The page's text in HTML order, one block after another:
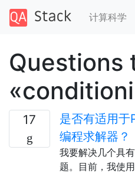
计算科学
Questions
17
是否有适用
编程求解器？
我要解决几个具
题。目前，我使